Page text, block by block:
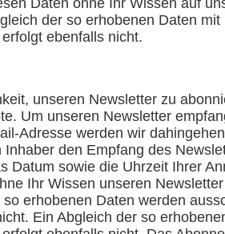
Daten ohne Ihr Wissen auf
der so erhobenen Daten
ebenfalls nicht.
unseren Newsletter zu
Um unseren Newsletter
Adresse werden wir
den Empfang des
Datum sowie die Uhrzeit Ihrer
Ihr Wissen unseren
erhobenen Daten werden
Ein Abgleich der so